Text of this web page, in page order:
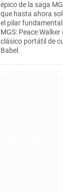
épico de la saga
que hasta ahora
el pilar
MGS: Peace
clásico portátil de
Babel.